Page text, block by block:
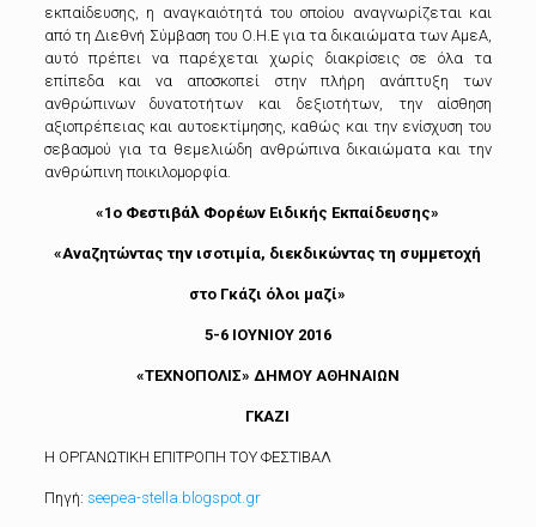
εκπαίδευσης, η αναγκαιότητά του οποίου αναγνωρίζεται και
από τη Διεθνή Σύμβαση του Ο.Η.Ε για τα δικαιώματα των ΑμεΑ,
αυτό πρέπει να παρέχεται χωρίς διακρίσεις σε όλα τα
επίπεδα και να αποσκοπεί στην πλήρη ανάπτυξη των
ανθρώπινων δυνατοτήτων και δεξιοτήτων, την αίσθηση
αξιοπρέπειας και αυτοεκτίμησης, καθώς και την ενίσχυση του
σεβασμού για τα θεμελιώδη ανθρώπινα δικαιώματα και την
ανθρώπινη ποικιλομορφία.
«1ο Φεστιβάλ Φορέων Ειδικής Εκπαίδευσης»
«Αναζητώντας την ισοτιμία, διεκδικώντας τη συμμετοχή
στο Γκάζι όλοι μαζί»
5-6 ΙΟΥΝΙΟΥ 2016
«ΤΕΧΝΟΠΟΛΙΣ» ΔΗΜΟΥ ΑΘΗΝΑΙΩΝ
ΓΚΑΖΙ
Η ΟΡΓΑΝΩΤΙΚΗ ΕΠΙΤΡΟΠΗ ΤΟΥ ΦΕΣΤΙΒΑΛ
Πηγή: seepea-stella.blogspot.gr